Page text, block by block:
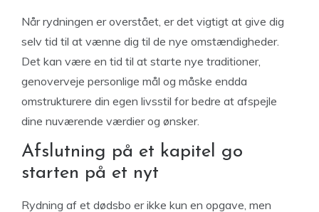
Når rydningen er overstået, er det vigtigt at give dig
selv tid til at vænne dig til de nye omstændigheder.
Det kan være en tid til at starte nye traditioner,
genoverveje personlige mål og måske endda
omstrukturere din egen livsstil for bedre at afspejle
dine nuværende værdier og ønsker.
Afslutning på et kapitel go
starten på et nyt
Rydning af et dødsbo er ikke kun en opgave, men